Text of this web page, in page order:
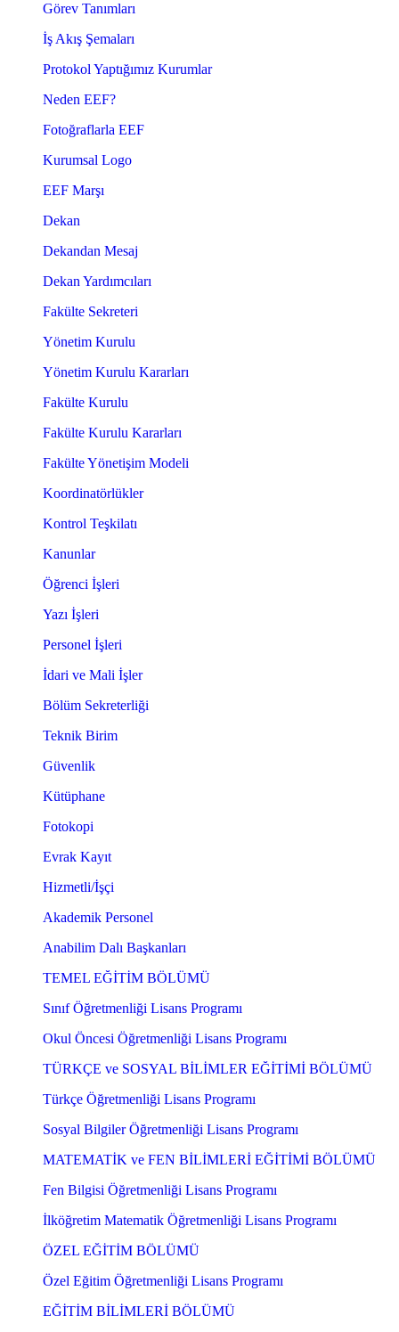
Görev Tanımları
İş Akış Şemaları
Protokol Yaptığımız Kurumlar
Neden EEF?
Fotoğraflarla EEF
Kurumsal Logo
EEF Marşı
Dekan
Dekandan Mesaj
Dekan Yardımcıları
Fakülte Sekreteri
Yönetim Kurulu
Yönetim Kurulu Kararları
Fakülte Kurulu
Fakülte Kurulu Kararları
Fakülte Yönetişim Modeli
Koordinatörlükler
Kontrol Teşkilatı
Kanunlar
Öğrenci İşleri
Yazı İşleri
Personel İşleri
İdari ve Mali İşler
Bölüm Sekreterliği
Teknik Birim
Güvenlik
Kütüphane
Fotokopi
Evrak Kayıt
Hizmetli/İşçi
Akademik Personel
Anabilim Dalı Başkanları
TEMEL EĞİTİM BÖLÜMÜ
Sınıf Öğretmenliği Lisans Programı
Okul Öncesi Öğretmenliği Lisans Programı
TÜRKÇE ve SOSYAL BİLİMLER EĞİTİMİ BÖLÜMÜ
Türkçe Öğretmenliği Lisans Programı
Sosyal Bilgiler Öğretmenliği Lisans Programı
MATEMATİK ve FEN BİLİMLERİ EĞİTİMİ BÖLÜMÜ
Fen Bilgisi Öğretmenliği Lisans Programı
İlköğretim Matematik Öğretmenliği Lisans Programı
ÖZEL EĞİTİM BÖLÜMÜ
Özel Eğitim Öğretmenliği Lisans Programı
EĞİTİM BİLİMLERİ BÖLÜMÜ